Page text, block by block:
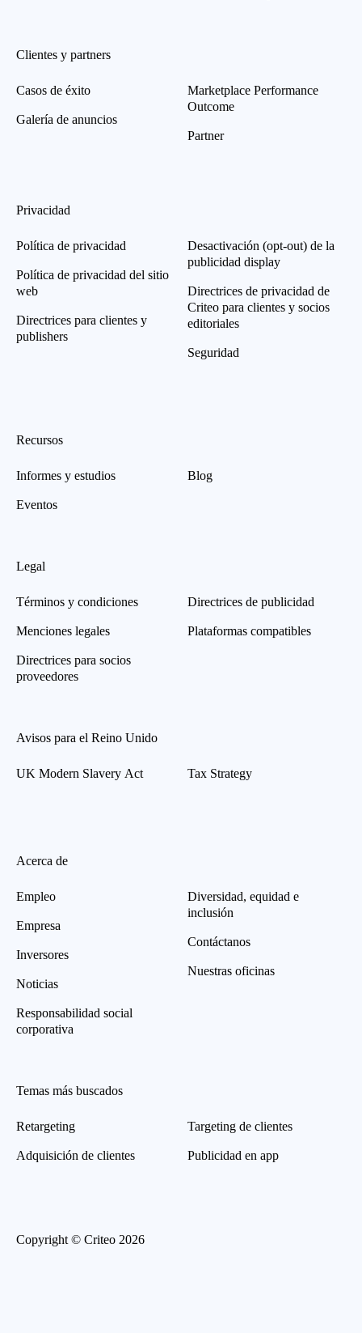
Clientes y partners
Casos de éxito
Galería de anuncios
Marketplace Performance
Outcome
Partner
Privacidad
Política de privacidad
Política de privacidad del sitio
web
Directrices para clientes y
publishers
Desactivación (opt-out) de la
publicidad display
Directrices de privacidad de
Criteo para clientes y socios
editoriales
Seguridad
Recursos
Informes y estudios
Eventos
Blog
Legal
Términos y condiciones
Menciones legales
Directrices para socios
proveedores
Directrices de publicidad
Plataformas compatibles
Avisos para el Reino Unido
UK Modern Slavery Act Tax Strategy
Acerca de
Empleo
Empresa
Inversores
Noticias
Responsabilidad social
corporativa
Diversidad, equidad e
inclusión
Contáctanos
Nuestras oficinas
Temas más buscados
Retargeting
Adquisición de clientes
Targeting de clientes
Publicidad en app
Copyright © Criteo 2026